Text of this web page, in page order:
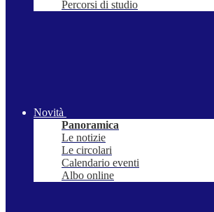
Percorsi di studio
Novità
Panoramica
Le notizie
Le circolari
Calendario eventi
Albo online